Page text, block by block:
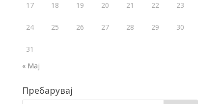
17 18 19 20 21 22 23
24 25 26 27 28 29 30
31
« Мај
Пребарувај